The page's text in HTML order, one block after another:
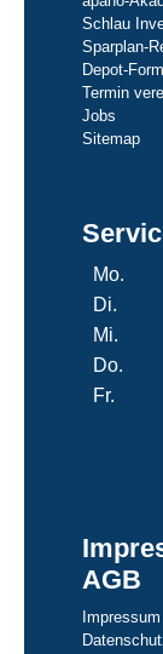
Schlau
Sparplan-
Depot-
Termin
Jobs
Sitemap
Mo.
Di.
Mi.
Do.
Fr.
AGB
Impressum